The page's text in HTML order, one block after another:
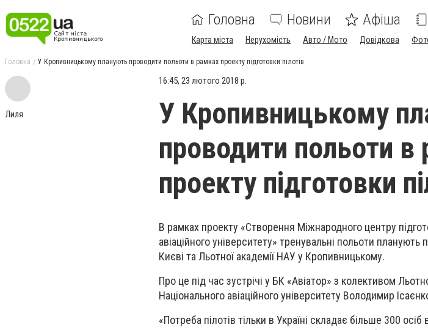
Головна Новини Афіша
Карта міста Нерухомість Авто / Мото Довідкова
Головна У Кропивницькому планують проводити польоти в рамках проекту підготовки пілотів
Лиля
16:45, 23 лютого 2018 р.
У Кропивницькому
проводити польоти в
проекту підготовки
В рамках проекту «Створення Міжнародного центру
авіаційного університету» тренувальні польоти планують
Києві та Льотної академії НАУ у Кропивницькому.
Про це під час зустрічі у БК «Авіатор» з колективом
Національного авіаційного університету Володимир
«Потреба пілотів тільки в Україні складає більше 300